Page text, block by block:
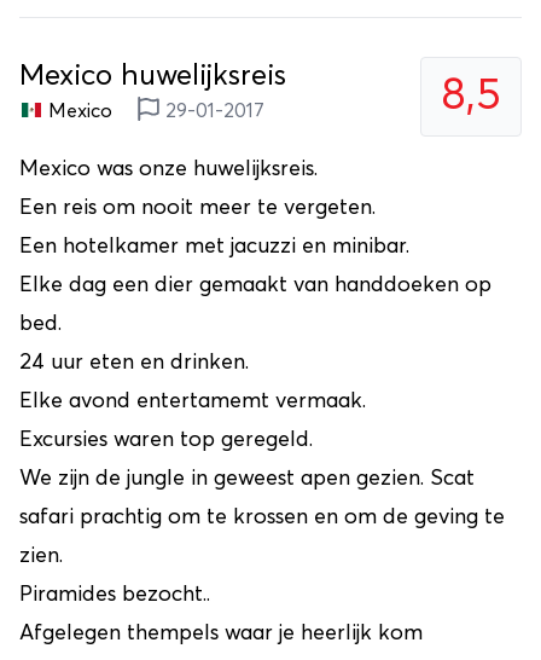
8,5
Mexico huwelijksreis
Mexico 29-01-2017
Mexico was onze huwelijksreis.
Een reis om nooit meer te vergeten.
Een hotelkamer met jacuzzi en minibar.
Elke dag een dier gemaakt van handdoeken op
bed.
24 uur eten en drinken.
Elke avond entertamemt vermaak.
Excursies waren top geregeld.
We zijn de jungle in geweest apen gezien. Scat
safari prachtig om te krossen en om de geving te
zien.
Piramides bezocht..
Afgelegen thempels waar je heerlijk kom